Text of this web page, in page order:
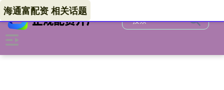
海通富配资 相关话题